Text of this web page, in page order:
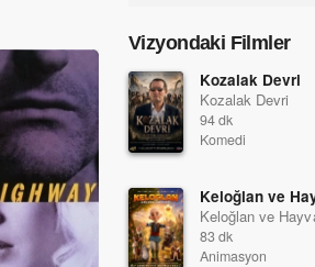
Vizyondaki Filmler
Kozalak Devri
Kozalak Devri
94 dk
Komedi
Keloğlan ve
Keloğlan ve
83 dk
Animasyon